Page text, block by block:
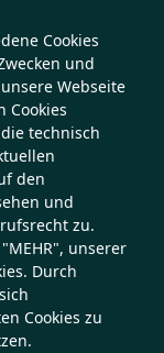
Cookies
und
Webseite
Cookies
technisch
den
und
zu.
unserer
Durch
Cookies zu